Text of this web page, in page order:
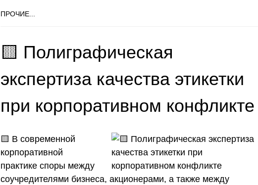
ПРОЧИЕ...
🟨 Полиграфическая
экспертиза качества этикетки
при корпоративном конфликте
🟨 В современной
корпоративной
практике споры между
соучредителями бизнеса, акционерами, а также между